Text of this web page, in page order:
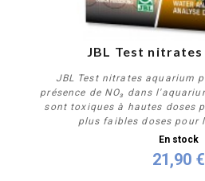
JBL Test
JBL Test nitrates aquarium
présence de NO₃ dans
sont toxiques à hautes doses
plus faibles doses pour
En stock
21,90 €